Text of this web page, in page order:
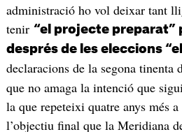
administració ho vol deixar tant
tenir “el projecte preparat”
després de les eleccions
declaracions de la segona tinenta
que no amaga la intenció que
la que repeteixi quatre anys més
l’objectiu final que la Meridiana